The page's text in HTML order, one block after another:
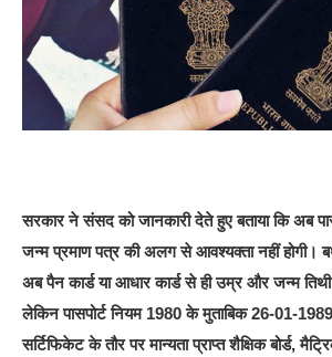
सरकार ने संसद को जानकारी देते हुए बताया कि अब
जन्म प्रमाण पत्र की अलग से आवश्यक्ता नहीं होगी।
अब पैन कार्ड या आधार कार्ड से ही उम्र और जन्म तिथी
लेकिन पासपोर्ट नियम 1980 के मुताबिक 26-01-
सर्टिफिकेट के तौर पर मान्यता प्राप्त शैक्षिक बोर्ड,